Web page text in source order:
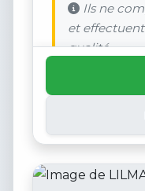
Ils ne
et
qualité.